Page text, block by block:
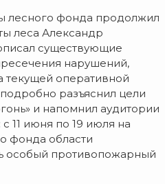
лесного фонда продолжил
леса Александр
существующие
нарушений,
текущей оперативной
разъяснил цели
и напомнил аудитории
11 июня по 19 июля на
фонда области
особый противопожарный